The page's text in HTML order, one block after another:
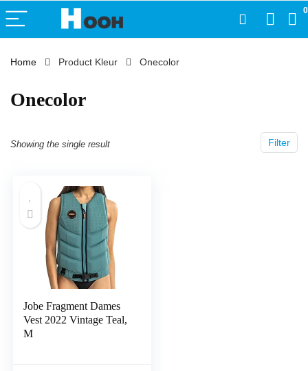
0
Home Product Kleur ‎Onecolor
‎Onecolor
Filter
Showing the single result
Jobe Fragment Dames
Vest 2022 Vintage Teal,
M